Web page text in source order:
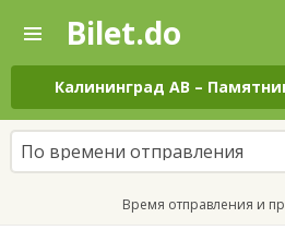
—
Поиск
и
покупка
билетов
на
автобус
онлайн
Bilet.do
Калининград АВ – Памятник
По времени отправления
Время отправления и